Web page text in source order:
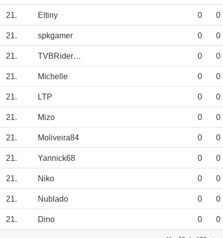
21. Eltiny 0 0
21. spkgamer 0 0
21. TVBRiderJED12 0 0
21. Michelle 0 0
21. LTP 0 0
21. Mizo 0 0
21. Moliveira84 0 0
21. Yannick68 0 0
21. Niko 0 0
21. Nublado 0 0
21. Dino 0 0